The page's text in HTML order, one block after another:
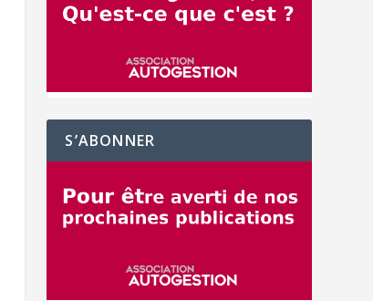
S’ABONNER